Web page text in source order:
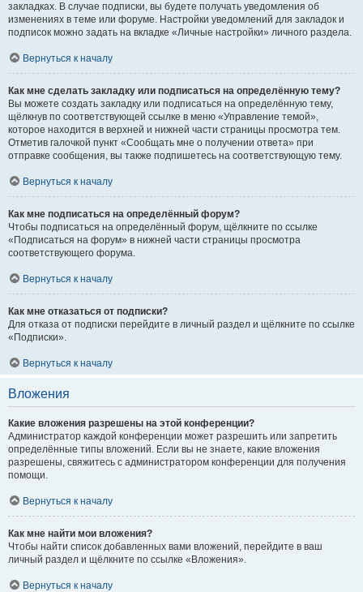
закладках. В случае подписки, вы будете получать уведомления об
изменениях в теме или форуме. Настройки уведомлений для закладок и
подписок можно задать на вкладке «Личные настройки» личного раздела.
Вернуться к началу
Как мне сделать закладку или подписаться на определённую тему?
Вы можете создать закладку или подписаться на определённую тему,
щёлкнув по соответствующей ссылке в меню «Управление темой»,
которое находится в верхней и нижней части страницы просмотра тем.
Отметив галочкой пункт «Сообщать мне о получении ответа» при
отправке сообщения, вы также подпишетесь на соответствующую тему.
Вернуться к началу
Как мне подписаться на определённый форум?
Чтобы подписаться на определённый форум, щёлкните по ссылке
«Подписаться на форум» в нижней части страницы просмотра
соответствующего форума.
Вернуться к началу
Как мне отказаться от подписки?
Для отказа от подписки перейдите в личный раздел и щёлкните по ссылке
«Подписки».
Вернуться к началу
Вложения
Какие вложения разрешены на этой конференции?
Администратор каждой конференции может разрешить или запретить
определённые типы вложений. Если вы не знаете, какие вложения
разрешены, свяжитесь с администратором конференции для получения
помощи.
Вернуться к началу
Как мне найти мои вложения?
Чтобы найти список добавленных вами вложений, перейдите в ваш
личный раздел и щёлкните по ссылке «Вложения».
Вернуться к началу